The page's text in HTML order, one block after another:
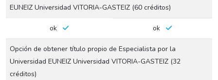
EUNEIZ Universidad VITORIA-GASTEIZ (60 créditos)
ok ok
Opción de obtener título propio de Especialista por la
Universidad EUNEIZ Universidad VITORIA-GASTEIZ (32
créditos)